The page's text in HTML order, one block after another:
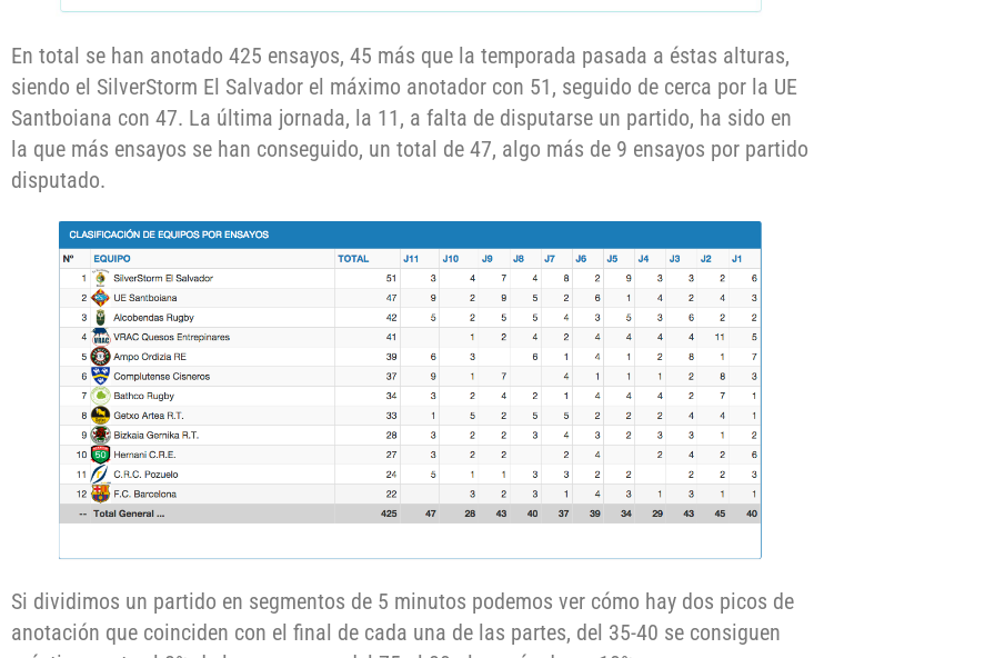
En total se han anotado 425 ensayos, 45 más que la temporada pasada a éstas alturas,
siendo el SilverStorm El Salvador el máximo anotador con 51, seguido de cerca por la UE
Santboiana con 47. La última jornada, la 11, a falta de disputarse un partido, ha sido en
la que más ensayos se han conseguido, un total de 47, algo más de 9 ensayos por partido
disputado.
Si dividimos un partido en segmentos de 5 minutos podemos ver cómo hay dos picos de
anotación que coinciden con el final de cada una de las partes, del 35-40 se consiguen